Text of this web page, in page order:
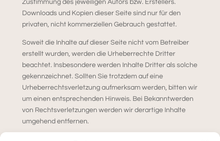
Zustimmung des jeweiligen Autors bzw. Erstellers.
Downloads und Kopien dieser Seite sind nur für den
privaten, nicht kommerziellen Gebrauch gestattet.
Soweit die Inhalte auf dieser Seite nicht vom Betreiber
erstellt wurden, werden die Urheberrechte Dritter
beachtet. Insbesondere werden Inhalte Dritter als solche
gekennzeichnet. Sollten Sie trotzdem auf eine
Urheberrechtsverletzung aufmerksam werden, bitten wir
um einen entsprechenden Hinweis. Bei Bekanntwerden
von Rechtsverletzungen werden wir derartige Inhalte
umgehend entfernen.